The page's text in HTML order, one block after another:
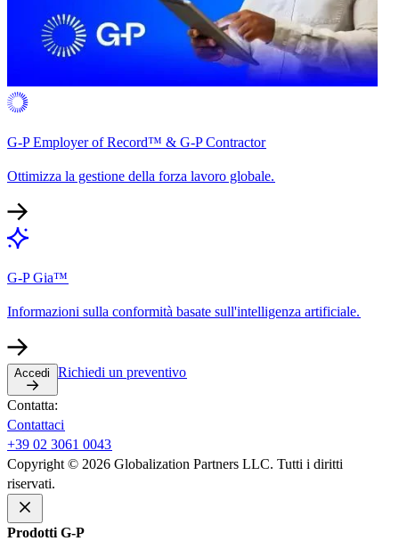
G-P Employer of Record™ & G-P Contractor​​
Ottimizza la gestione della forza lavoro globale.​​
G-P Gia™​​
Informazioni sulla conformità basate sull'intelligenza artificiale.​​
Accedi​​ Richiedi un preventivo​​
Contatta:​​
Contattaci​​
+39 02 3061 0043​​
Copyright © 2026 Globalization Partners LLC. Tutti i diritti
riservati.​​
Prodotti G-P​​